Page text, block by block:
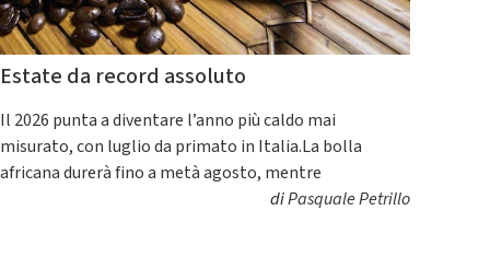
Estate da record assoluto
Il 2026 punta a diventare l’anno più caldo mai
misurato, con luglio da primato in Italia.La bolla
africana durerà fino a metà agosto, mentre
diPasquale Petrillo